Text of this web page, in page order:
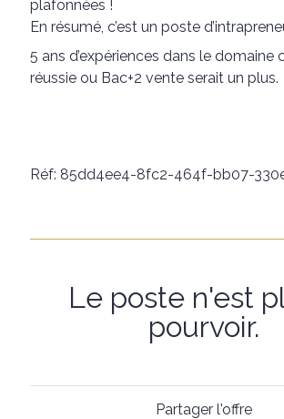
plafonnées !
En résumé, c’est un poste
5 ans d’expériences dans le domaine
réussie ou Bac+2 vente serait un plus.
Réf: 85dd4ee4-8fc2-464f-bb07-
Le poste n'est
pourvoir.
Partager l'offre